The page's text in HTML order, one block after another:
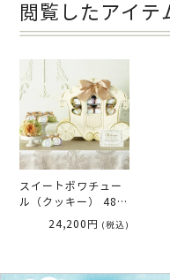
閲覧したアイテ
スイートボワチュー
ル（クッキー） 48個
セット ／プチギフ
ト【別配送A】
24,200円 (税込)